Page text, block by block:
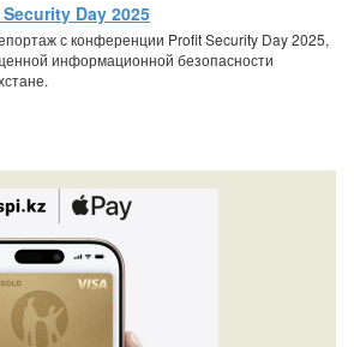
Day 2025
с конференции Profit Security Day 2025,
информационной безопасности